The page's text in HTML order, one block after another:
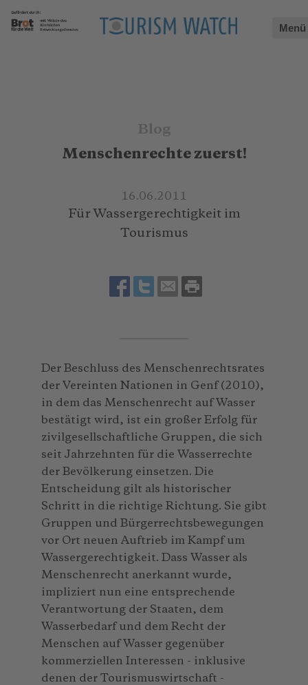
Menü
Blog
Menschenrechte zuerst!
16.06.2011
Für Wassergerechtigkeit im
Tourismus
Der Beschluss des Menschenrechtsrates
der Vereinten Nationen in Genf (2010),
in dem das Menschenrecht auf Wasser
bestätigt wird, ist ein großer Erfolg für
zivilgesellschaftliche Gruppen, die sich
seit Jahrzehnten für die Wasserrechte
der Bevölkerung einsetzen. Die
Entscheidung gilt als historischer
Schritt in die richtige Richtung. Sie gibt
Gruppen und Bürgerrechtsbewegungen
vor Ort neuen Auftrieb im Kampf um
Wassergerechtigkeit. Dass Wasser als
Menschenrecht anerkannt wurde,
impliziert nun eine entsprechende
Verantwortung der Staaten, dem
Wasserbedarf und dem Recht der
Menschen auf Wasser gegenüber
kommerziellen Interessen - inklusive
denen der Tourismuswirtschaft -